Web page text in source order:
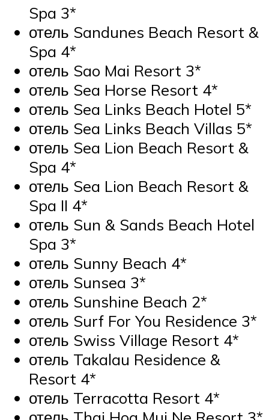
Spa 3*
отель Sandunes Beach Resort &
Spa 4*
отель Sao Mai Resort 3*
отель Sea Horse Resort 4*
отель Sea Links Beach Hotel 5*
отель Sea Links Beach Villas 5*
отель Sea Lion Beach Resort &
Spa 4*
отель Sea Lion Beach Resort &
Spa II 4*
отель Sun & Sands Beach Hotel
Spa 3*
отель Sunny Beach 4*
отель Sunsea 3*
отель Sunshine Beach 2*
отель Surf For You Residence 3*
отель Swiss Village Resort 4*
отель Takalau Residence &
Resort 4*
отель Terracotta Resort 4*